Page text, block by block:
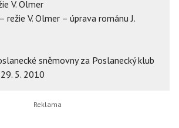
V. Olmer
režie V. Olmer – úprava románu J.
sněmovny za Poslanecký klub
5. 2010